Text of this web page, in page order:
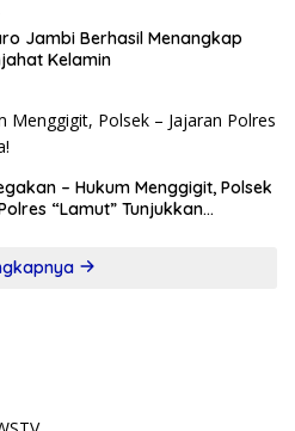
Jambi Berhasil Menangkap
Kelamin
– Hukum Menggigit, Polsek
“Lamut” Tunjukkan